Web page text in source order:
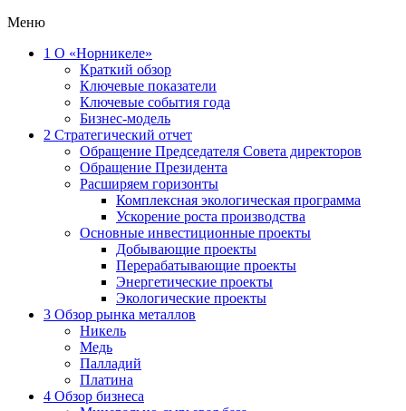
Меню
1 О «Норникеле»
Краткий обзор
Ключевые показатели
Ключевые события года
Бизнес-модель
2 Стратегический отчет
Обращение Председателя Совета директоров
Обращение Президента
Расширяем горизонты
Комплексная экологическая программа
Ускорение роста производства
Основные инвестиционные проекты
Добывающие проекты
Перерабатывающие проекты
Энергетические проекты
Экологические проекты
3 Обзор рынка металлов
Никель
Медь
Палладий
Платина
4 Обзор бизнеса